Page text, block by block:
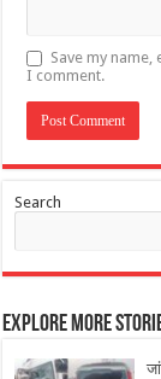
Save my
I comment.
Search
Explore More